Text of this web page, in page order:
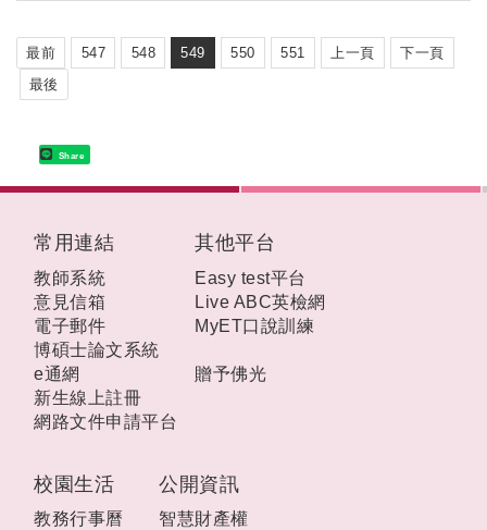
最前 547 548 549 550 551 上一頁
下一頁
最後
Share
校園生活
教務行事曆
公開資訊
智慧財產權
常用連結
教師系統
意見信箱
電子郵件
博碩士論文系統
e通網
新生線上註冊
網路文件申請平台
其他平台
Easy test平台
Live ABC英檢網
MyET口說訓練
贈予佛光